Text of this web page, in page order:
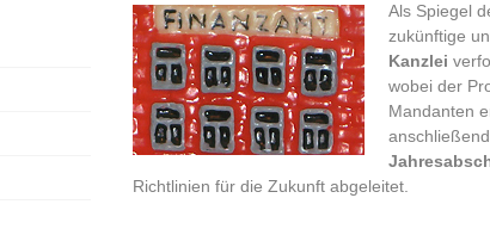
Als Spiegel
zukünftige
Kanzlei
wobei der
Mandanten
Richtlinien für die Zukunft abgeleitet.